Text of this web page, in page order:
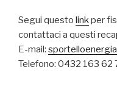
Segui questo link per
contattaci a questi
E-mail:
Telefono: 0432 163 62